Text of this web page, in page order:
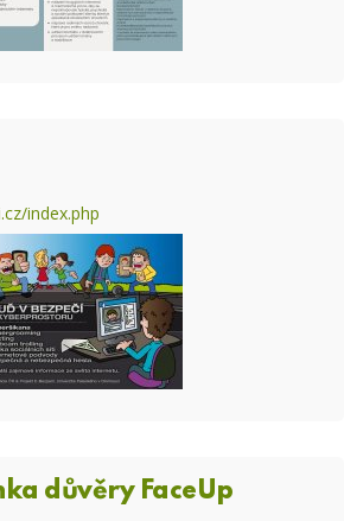
index.php
důvěry FaceUp